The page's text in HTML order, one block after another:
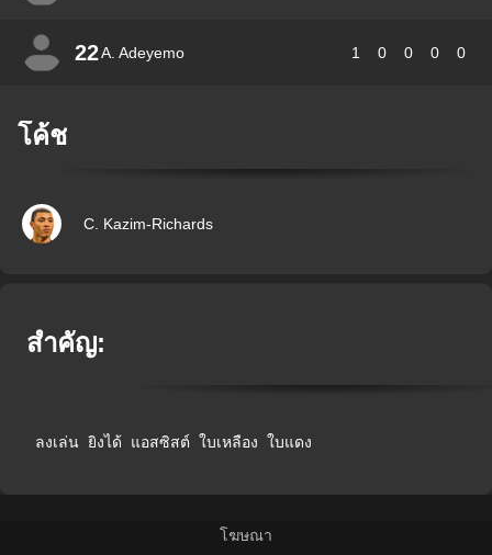
22A. Adeyemo 1 0 0 0 0
โค้ช
C. Kazim-Richards
สำคัญ:
ลงเล่น ยิงได้ แอสซิสต์ ใบเหลือง ใบแดง